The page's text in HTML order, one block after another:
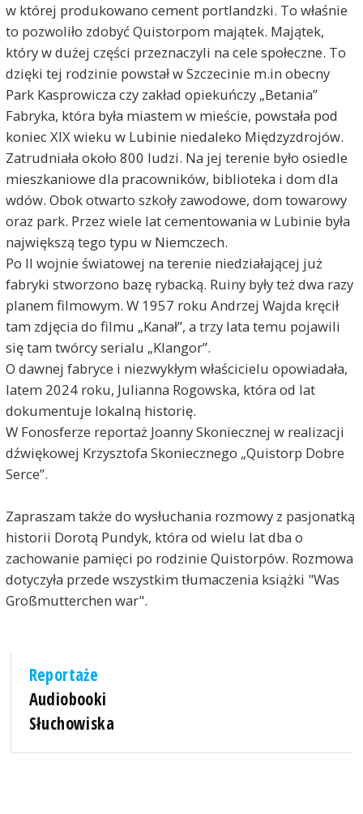
w której produkowano cement portlandzki. To właśnie
to pozwoliło zdobyć Quistorpom majątek. Majątek,
który w dużej części przeznaczyli na cele społeczne. To
dzięki tej rodzinie powstał w Szczecinie m.in obecny
Park Kasprowicza czy zakład opiekuńczy „Betania”
Fabryka, która była miastem w mieście, powstała pod
koniec XIX wieku w Lubinie niedaleko Międzyzdrojów.
Zatrudniała około 800 ludzi. Na jej terenie było osiedle
mieszkaniowe dla pracowników, biblioteka i dom dla
wdów. Obok otwarto szkoły zawodowe, dom towarowy
oraz park. Przez wiele lat cementowania w Lubinie była
największą tego typu w Niemczech.
Po II wojnie światowej na terenie niedziałającej już
fabryki stworzono bazę rybacką. Ruiny były też dwa razy
planem filmowym. W 1957 roku Andrzej Wajda kręcił
tam zdjęcia do filmu „Kanał”, a trzy lata temu pojawili
się tam twórcy serialu „Klangor”.
O dawnej fabryce i niezwykłym właścicielu opowiadała,
latem 2024 roku, Julianna Rogowska, która od lat
dokumentuje lokalną historię.
W Fonosferze reportaż Joanny Skoniecznej w realizacji
dźwiękowej Krzysztofa Skoniecznego „Quistorp Dobre
Serce”.
Zapraszam także do wysłuchania rozmowy z pasjonatką
historii Dorotą Pundyk, która od wielu lat dba o
zachowanie pamięci po rodzinie Quistorpów. Rozmowa
dotyczyła przede wszystkim tłumaczenia książki "Was
Großmutterchen war".
Reportaże
Audiobooki
Słuchowiska